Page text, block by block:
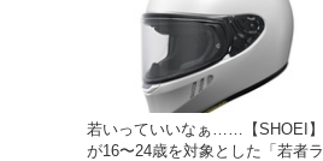
若いっていいなぁ……【SHOEI】
が16〜24歳を対象とした「若者ラ